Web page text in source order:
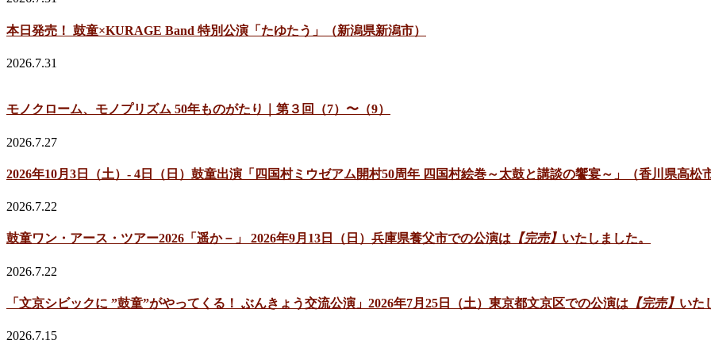
本日発売！ 鼓童×KURAGE Band 特別公演「たゆたう」（新潟県新潟市）
2026.7.31
モノクローム、モノプリズム 50年ものがたり｜第３回（7）〜（9）
2026.7.27
2026年10月3日（土）- 4日（日）鼓童出演「四国村ミウゼアム開村50周年 四国村絵巻～太鼓と講談の饗宴～」（香川県高松市
2026.7.22
鼓童ワン・アース・ツアー2026「遥か－」 2026年9月13日（日）兵庫県養父市での公演は 【完売】 いたしました。
2026.7.22
「文京シビックに ”鼓童”がやってくる！ ぶんきょう交流公演」2026年7月25日（土）東京都文京区での公演は 【完売】 いた
2026.7.15